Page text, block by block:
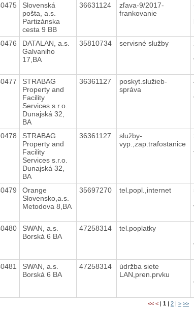
Slovenská
pošta, a.s.
Partizánska
cesta 9 BB
36631124
zľava-9/2017-
frankovanie
DATALAN, a.s.
Galvaniho
17,BA
35810734 servisné služby
STRABAG
Property and
Facility
Services s.r.o.
Dunajská 32,
BA
36361127
poskyt.služieb-
správa
STRABAG
Property and
Facility
Services s.r.o.
Dunajská 32,
BA
36361127
služby-
vyp.,zap.trafostanice
Orange
Slovensko,a.s.
Metodova 8,BA
35697270 tel.popl.,internet
SWAN, a.s.
Borská 6 BA
47258314 tel.poplatky
SWAN, a.s.
Borská 6 BA
47258314
údržba siete
LAN,pren.prvku
<< <| 1| 2| > >>